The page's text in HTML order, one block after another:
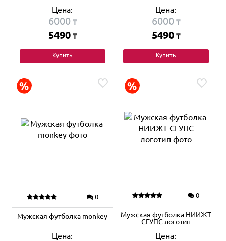
Цена:
6000₸
5490 ₸
Купить
Цена:
6000₸
5490 ₸
Купить
0
Мужская футболка monkey
Цена:
0
Мужская футболка НИИЖТ
СГУПС логотип
Цена: